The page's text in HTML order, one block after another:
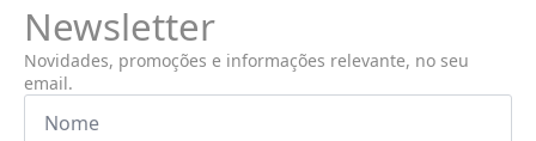
Newsletter
Novidades, promoções e informações relevante, no seu
email.
Nome